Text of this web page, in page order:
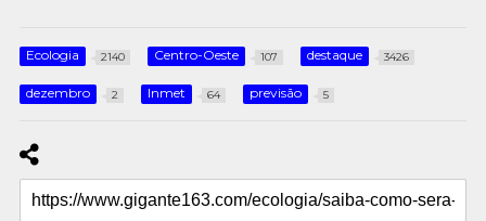
Ecologia 2140 Centro-Oeste 107 destaque 3426
dezembro 2 Inmet 64 previsão 5